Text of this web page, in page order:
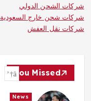
شركات الشحن الدولي
شركات شحن خارج السعودية
شركات نقل العفش
You Missed
News